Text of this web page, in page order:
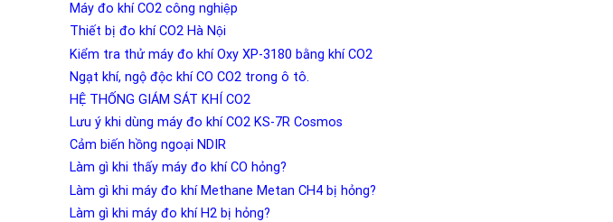
Máy đo khí CO2 công nghiệp
Thiết bị đo khí CO2 Hà Nội
Kiểm tra thử máy đo khí Oxy XP-3180 bằng khí CO2
Ngạt khí, ngộ độc khí CO CO2 trong ô tô.
HỆ THỐNG GIÁM SÁT KHÍ CO2
Lưu ý khi dùng máy đo khí CO2 KS-7R Cosmos
Cảm biến hồng ngoại NDIR
Làm gì khi thấy máy đo khí CO hỏng?
Làm gì khi máy đo khí Methane Metan CH4 bị hỏng?
Làm gì khi máy đo khí H2 bị hỏng?